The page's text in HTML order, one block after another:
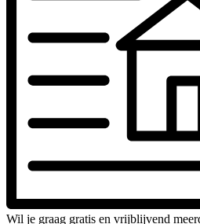
Wil je graag gratis en vrijblijvend